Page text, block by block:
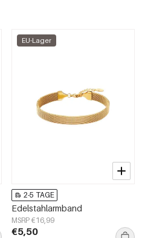
EU-Lager
2-5 TAGE
Edelstahlarmband
MSRP €16,99
€5,50